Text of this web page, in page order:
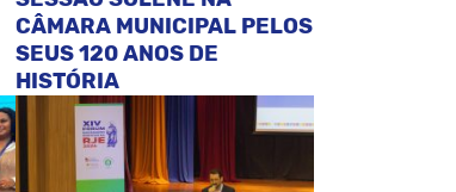
CÂMARA MUNICIPAL PELOS
SEUS 120 ANOS DE
HISTÓRIA